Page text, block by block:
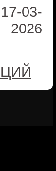
03-
2026